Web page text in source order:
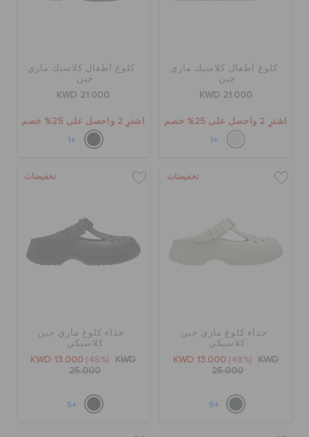
كلوغ أطفال كلاسيك ماري
جين
KWD 21.000
اشترِ 2 واحصل على 25% خصم
+1
كلوغ أطفال كلاسيك ماري
جين
KWD 21.000
اشترِ 2 واحصل على 25% خصم
+1
تخفيضات
حذاء كلوغ ماري جين
كلاسيكي
KWD 13.000 (48%)
KWD
25.000
+5
تخفيضات
حذاء كلوغ ماري جين
كلاسيكي
KWD 13.000 (48%)
KWD
25.000
+5